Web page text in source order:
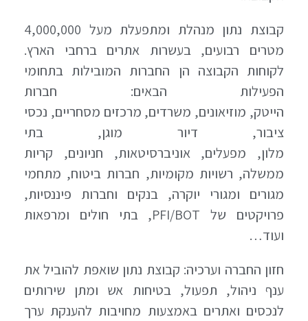
קבוצת נתון מנהלת ומתפעלת מעל 4,000,000
מטרים רבועים, בעשרות אתרים ברחבי הארץ.
לקוחות הקבוצה הן החברות המובילות בתחומי
הפעילות הבאים: חברות
הייטק, מוזיאונים, משרדים, מרכזים מסחריים, נכסי
ציבור, דיור מוגן, בתי
מלון, מפעלים, אוניברסיטאות, חניונים, קריות
ממשלה, רשויות מקומיות, חברות ביטוח, מתחמי
מגורים ומגורי יוקרה, בנקים וחברות פיננסיות,
פרויקטים של PFI/BOT, בתי חולים ומרפאות
ועוד…
חזון החברה וערכיה: קבוצת נתון שואפת להוביל את
ענף ניהול, תפעול, בטיחות אש ומתן שירותים
לנכסים ואתרים באמצעות מחויבות להענקת ערך